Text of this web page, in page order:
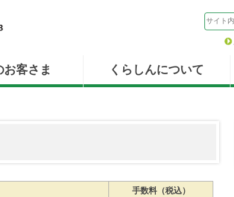
お客さま くらしんについて
手数料（税込）